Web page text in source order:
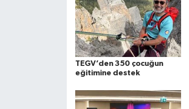
TEGV’den 350 çocuğun
eğitimine destek